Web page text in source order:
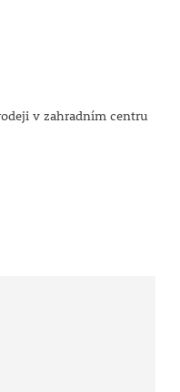
v zahradním centru